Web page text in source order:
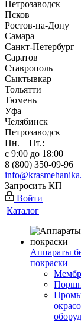
Петрозаводск
Псков
Ростов-на-Дону
Самара
Санкт-Петербург
Саратов
Ставрополь
Сыктывкар
Тольятти
Тюмень
Уфа
Челябинск
Петрозаводск
Пн. – Пт.:
с 9:00 до 18:00
8 (800) 350-09-96
Запросить КП
Войти
Каталог
Аппараты
покраски